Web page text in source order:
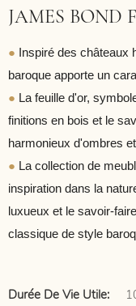
JAMES BOND
● Inspiré des châteaux
baroque apporte un
● La feuille d'or,
finitions en bois et le
harmonieux d'ombres
● La collection de
inspiration dans la
luxueux et le savoir-
classique de style
Durée De Vie Utile: